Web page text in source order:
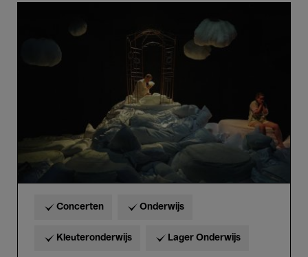
Concerten Onderwijs
Kleuteronderwijs Lager Onderwijs